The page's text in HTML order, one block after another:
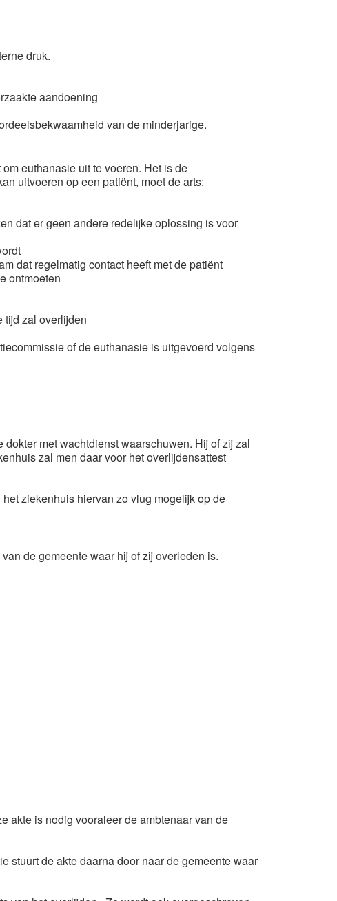
druk.
aandoening
van de minderjarige.
euthanasie uit te voeren. Het is de
uitvoeren op een patiënt, moet de arts:
dat er geen andere redelijke oplossing is voor
dat regelmatig contact heeft met de patiënt
ontmoeten
tijd zal overlijden
of de euthanasie is uitgevoerd volgens
met wachtdienst waarschuwen. Hij of zij zal
zal men daar voor het overlijdensattest
het ziekenhuis hiervan zo vlug mogelijk op de
de gemeente waar hij of zij overleden is.
akte is nodig vooraleer de ambtenaar van de
stuurt de akte daarna door naar de gemeente waar